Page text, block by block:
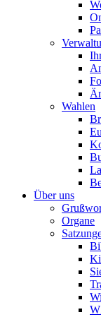
Wahlen
Über uns
Organe